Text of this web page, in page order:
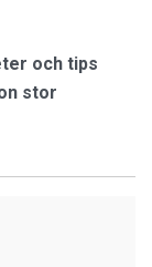
och tips
stor